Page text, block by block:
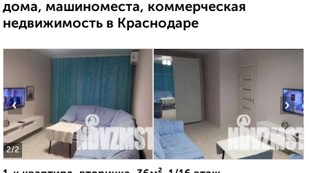
дома, машиноместа, коммерческая
недвижимость в Краснодаре
2/2
‹ ›